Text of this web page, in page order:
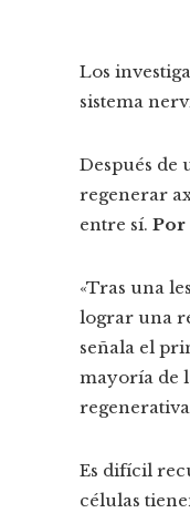
Los
sistema
Después de
regenerar
entre sí. Por
«Tras una
lograr una
señala el
mayoría de
Es difícil
células